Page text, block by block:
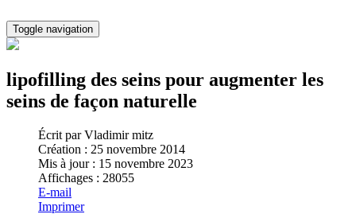
Toggle navigation
lipofilling des seins pour augmenter les
seins de façon naturelle
Écrit parVladimir mitz
Création : 25 novembre 2014
Mis à jour : 15 novembre 2023
Affichages : 28055
E-mail
Imprimer